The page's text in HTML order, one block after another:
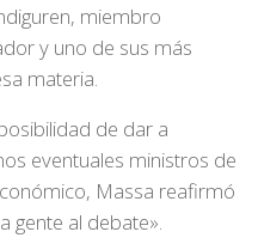
miembro
y uno de sus más
materia.
de dar a
eventuales ministros de
Massa reafirmó
gente al debate».